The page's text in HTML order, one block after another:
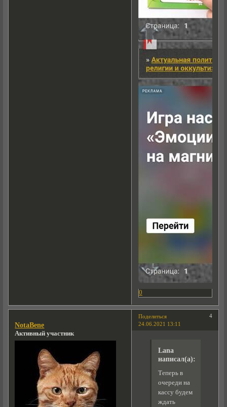
0
Поделиться
4
24.06.2021 13:11
NotaBene
Активный участник
Lana
написал(а):
Теперь в
очереди на
кассу будем
ждать